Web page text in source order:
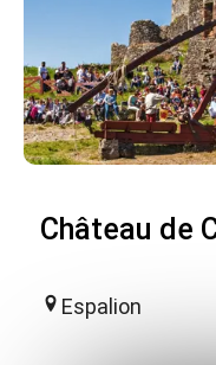
Château de
Espalion